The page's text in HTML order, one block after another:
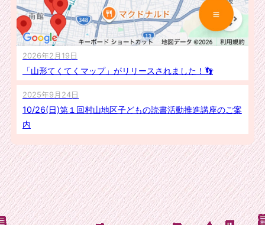
2026年2月19日
「山形てくてくマップ」がリリースされました！👣
2025年9月24日
10/26(日)第１回村山地区子どもの読書活動推進講座のご案
内